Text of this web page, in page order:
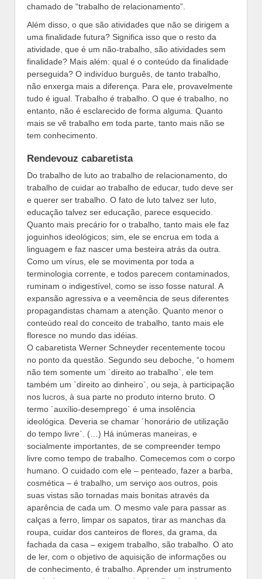
chamado de “trabalho de relacionamento”.
Além disso, o que são atividades que não se dirigem a
uma finalidade futura? Significa isso que o resto da
atividade, que é um não-trabalho, são atividades sem
finalidade? Mais além: qual é o conteúdo da finalidade
perseguida? O indivíduo burguês, de tanto trabalho,
não enxerga mais a diferença. Para ele, provavelmente
tudo é igual. Trabalho é trabalho. O que é trabalho, no
entanto, não é esclarecido de forma alguma. Quanto
mais se vê trabalho em toda parte, tanto mais não se
tem conhecimento.
Rendevouz cabaretista
Do trabalho de luto ao trabalho de relacionamento, do
trabalho de cuidar ao trabalho de educar, tudo deve ser
e querer ser trabalho. O fato de luto talvez ser luto,
educação talvez ser educação, parece esquecido.
Quanto mais precário for o trabalho, tanto mais ele faz
joguinhos ideológicos; sim, ele se encrua em toda a
linguagem e faz nascer uma besteira atrás da outra.
Como um vírus, ele se movimenta por toda a
terminologia corrente, e todos parecem contaminados,
ruminam o indigestível, como se isso fosse natural. A
expansão agressiva e a veemência de seus diferentes
propagandistas chamam a atenção. Quanto menor o
conteúdo real do conceito de trabalho, tanto mais ele
floresce no mundo das idéias.
O cabaretista Werner Schneyder recentemente tocou
no ponto da questão. Segundo seu deboche, “o homem
não tem somente um ´direito ao trabalho`, ele tem
também um `direito ao dinheiro`, ou seja, à participação
nos lucros, à sua parte no produto interno bruto. O
termo ´auxílio-desemprego` é uma insolência
ideológica. Deveria se chamar ´honorário de utilização
do tempo livre`. (…) Há inúmeras maneiras, e
socialmente importantes, de se compreender tempo
livre como tempo de trabalho. Comecemos com o corpo
humano. O cuidado com ele – penteado, fazer a barba,
cosmética – é trabalho, um serviço aos outros, pois
suas vistas são tornadas mais bonitas através da
aparência de cada um. O mesmo vale para passar as
calças a ferro, limpar os sapatos, tirar as manchas da
roupa, cuidar dos canteiros de flores, da grama, da
fachada da casa – exigem trabalho, são trabalho. O ato
de ler, com o objetivo de aquisição de informações ou
de conhecimento, é trabalho. Aprender um instrumento